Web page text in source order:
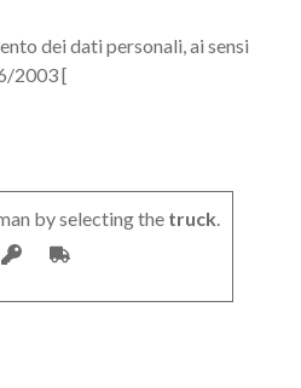
dei dati personali, ai sensi
2003 [
by selecting the truck.